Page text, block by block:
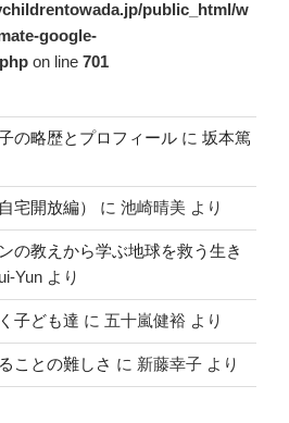
public_html/w
google-
on line 701
の略歴とプロフィール に 坂本篤
宅開放編） に 池崎晴美 より
の教えから学ぶ地球を救う生き
Yun より
子ども達 に 五十嵐健裕 より
ことの難しさ に 新藤幸子 より